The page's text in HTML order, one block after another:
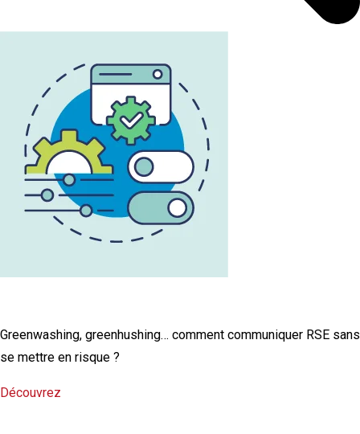
Greenwashing, greenhushing… comment communiquer RSE sans
se mettre en risque ?
Découvrez